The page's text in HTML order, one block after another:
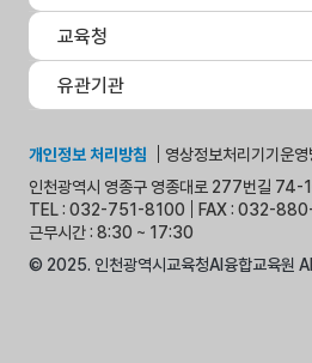
교육청
유관기관
개인정보 처리방침
영상정보처리기기운영
인천광역시 영종구 영종대로 277번길
TEL : 032-751-8100
FAX : 032-
근무시간 : 8:30 ~ 17:30
© 2025. 인천광역시교육청AI융합교육원